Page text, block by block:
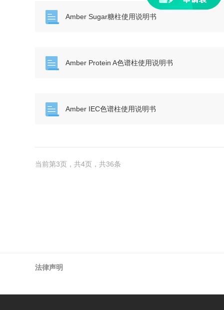
Amber Sugar糖柱使用说明书
Amber Protein A色谱柱使用说明书
Amber IEC色谱柱使用说明书
当前第3页，共4页，共36条
法律声明